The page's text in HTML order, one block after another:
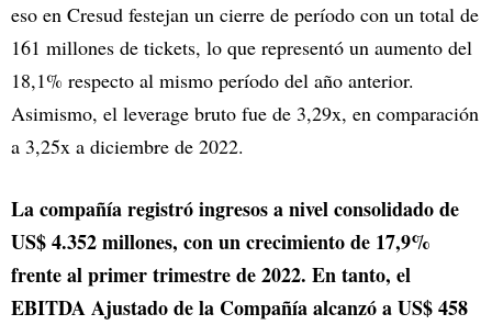
eso en Cresud festejan un cierre de período con un total de
161 millones de tickets, lo que representó un aumento del
18,1% respecto al mismo período del año anterior.
Asimismo, el leverage bruto fue de 3,29x, en comparación
a 3,25x a diciembre de 2022.
La compañía registró ingresos a nivel consolidado de
US$ 4.352 millones, con un crecimiento de 17,9%
frente al primer trimestre de 2022. En tanto, el
EBITDA Ajustado de la Compañía alcanzó a US$ 458